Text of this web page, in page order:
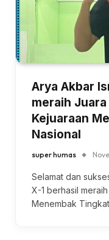
Arya Akbar
meraih Juara
Kejuaraan
Nasional
super humas
Selamat dan
X-1 berhasil
Menembak